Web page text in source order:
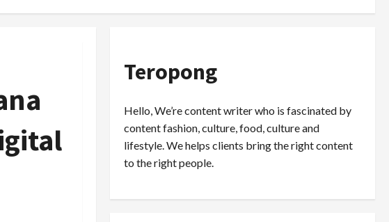
Teropong
Hello, We’re content writer who is fascinated by
content fashion, culture, food, culture and
lifestyle. We helps clients bring the right content
to the right people.